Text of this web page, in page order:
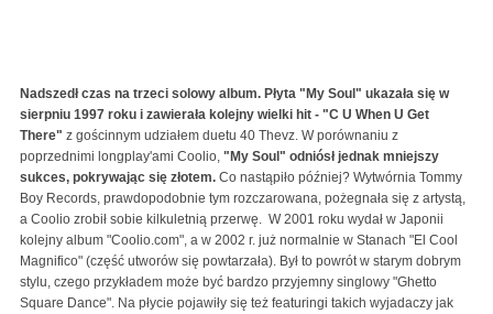
Nadszedł czas na trzeci solowy album. Płyta "My Soul" ukazała się w
sierpniu 1997 roku i zawierała kolejny wielki hit - "C U When U Get
There" z gościnnym udziałem duetu 40 Thevz. W porównaniu z
poprzednimi longplay'ami Coolio, "My Soul" odniósł jednak mniejszy
sukces, pokrywając się złotem. Co nastąpiło później? Wytwórnia Tommy
Boy Records, prawdopodobnie tym rozczarowana, pożegnała się z artystą,
a Coolio zrobił sobie kilkuletnią przerwę.
W 2001 roku wydał w Japonii
kolejny album "Coolio.com", a w 2002 r. już normalnie w Stanach "El Cool
Magnifico" (część utworów się powtarzała). Był to powrót w starym dobrym
stylu, czego przykładem może być bardzo przyjemny singlowy "Ghetto
Square Dance". Na płycie pojawiły się też featuringi takich wyjadaczy jak